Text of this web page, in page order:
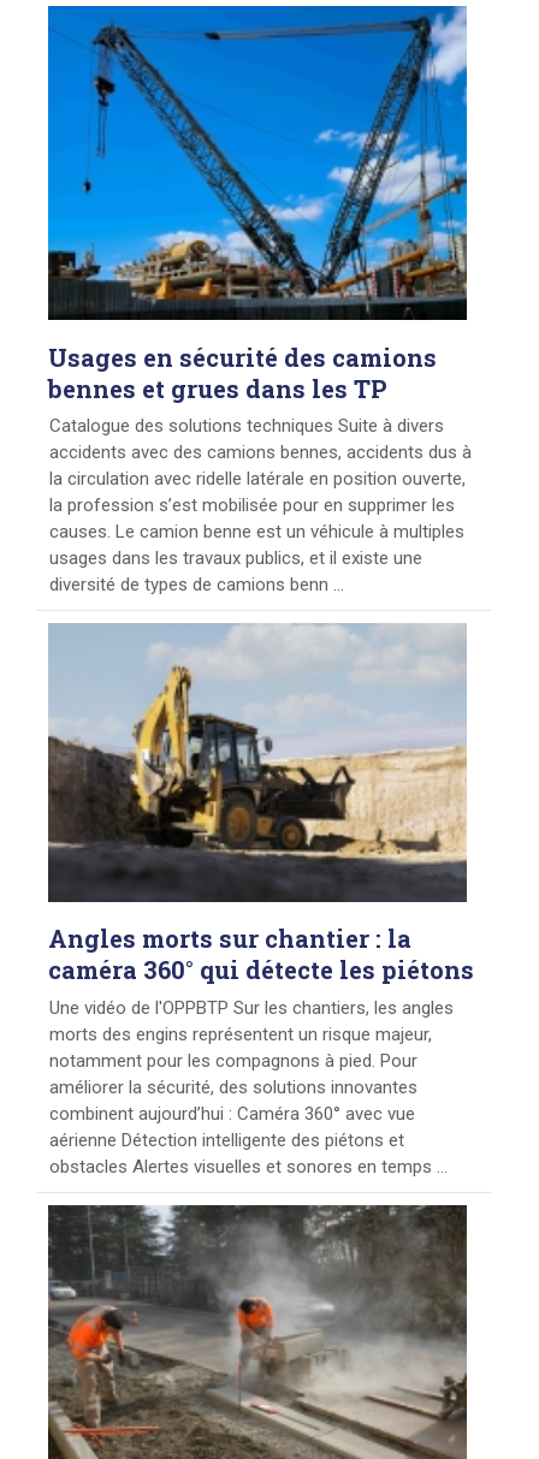
Usages en sécurité des camions
bennes et grues dans les TP
Catalogue des solutions techniques Suite à divers
accidents avec des camions bennes, accidents dus à
la circulation avec ridelle latérale en position ouverte,
la profession s’est mobilisée pour en supprimer les
causes. Le camion benne est un véhicule à multiples
usages dans les travaux publics, et il existe une
diversité de types de camions benn ...
Angles morts sur chantier : la
caméra 360° qui détecte les piétons
Une vidéo de l'OPPBTP Sur les chantiers, les angles
morts des engins représentent un risque majeur,
notamment pour les compagnons à pied. Pour
améliorer la sécurité, des solutions innovantes
combinent aujourd’hui : Caméra 360° avec vue
aérienne Détection intelligente des piétons et
obstacles Alertes visuelles et sonores en temps ...